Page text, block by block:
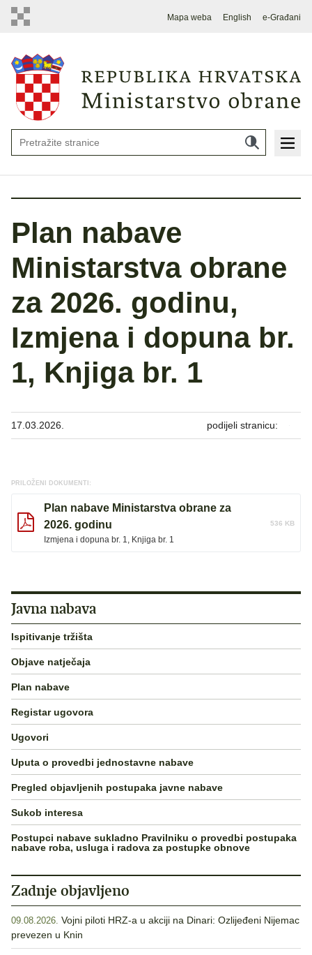
Mapa weba English e-Građani
Plan nabave
Ministarstva obrane
za 2026. godinu,
Izmjena i dopuna br.
1, Knjiga br. 1
17.03.2026. podijeli stranicu:
PRILOŽENI DOKUMENTI:
Plan nabave Ministarstva obrane za
2026. godinu
Izmjena i dopuna br. 1, Knjiga br. 1
536 KB
Javna nabava
Ispitivanje tržišta
Objave natječaja
Plan nabave
Registar ugovora
Ugovori
Uputa o provedbi jednostavne nabave
Pregled objavljenih postupaka javne nabave
Sukob interesa
Postupci nabave sukladno Pravilniku o provedbi postupaka
nabave roba, usluga i radova za postupke obnove
Zadnje objavljeno
09.08.2026. Vojni piloti HRZ-a u akciji na Dinari: Ozlijeđeni Nijemac
prevezen u Knin